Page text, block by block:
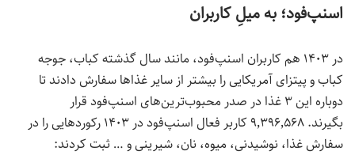
اسنپ‌فود؛ به میلِ کاربران
در ۱۴۰۳ هم کاربران اسنپ‌فود، مانند سال گذشته کباب، جوجه
کباب و پیتزای آمریکایی را بیشتر از سایر غذاها سفارش دادند تا
دوباره این ۳ غذا در صدر محبوب‌ترین‌های اسنپ‌فود قرار
بگیرند. ۹٬۳۹۶٬۵۶۸
کاربر فعال
اسنپ‌فود در ۱۴۰۳ رکوردهایی را در
سفارش غذا، نوشیدنی، میوه، نان، شیرینی و … ثبت کردند: